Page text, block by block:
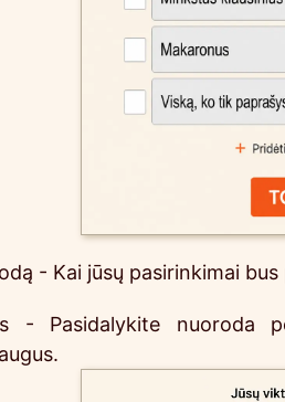
- Kai jūsų pasirinkimai
- Pasidalykite nuoroda